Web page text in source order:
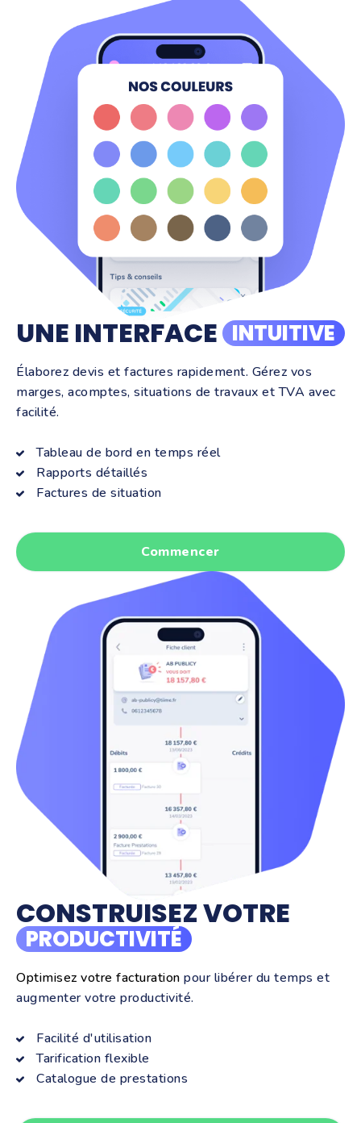
UNE INTERFACE INTUITIVE
Élaborez devis et factures rapidement. Gérez vos
marges, acomptes, situations de travaux et TVA avec
facilité.
Tableau de bord en temps réel
Rapports détaillés
Factures de situation
Commencer
CONSTRUISEZ VOTRE
PRODUCTIVITÉ
Optimisez votre facturation pour libérer du temps et
augmenter votre productivité.
Facilité d'utilisation
Tarification flexible
Catalogue de prestations